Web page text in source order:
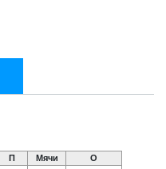
П Мячи
О